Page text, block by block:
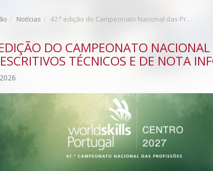
Notícias 47.ª edição do Campeonato Nacional das Profissões | Publicação de Descritivos Técnicos e de Nota Informativa
DO CAMPEONATO
TÉCNICOS E DE NOTA